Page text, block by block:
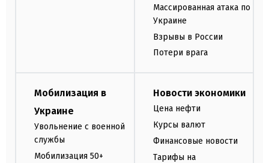
Массированная атака по
Украине
Взрывы в России
Потери врага
Мобилизация в
Украине
Увольнение с военной
службы
Мобилизация 50+
Новости экономики
Цена нефти
Курсы валют
Финансовые новости
Тарифы на